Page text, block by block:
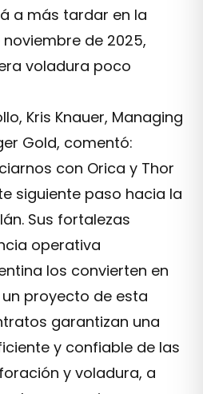
a más tardar en la
de 2025,
voladura poco
Kris Knauer, Managing
Gold, comentó:
con Orica y Thor
siguiente paso hacia la
Sus fortalezas
operativa
los convierten en
proyecto de esta
garantizan una
y confiable de las
y voladura, a